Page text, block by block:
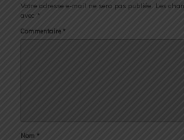
Votre adresse e-mail ne sera pas publiée. Les
avec *
Commentaire *
Nom *